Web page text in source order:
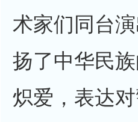
术家们同台
扬了中华民
炽爱，表达